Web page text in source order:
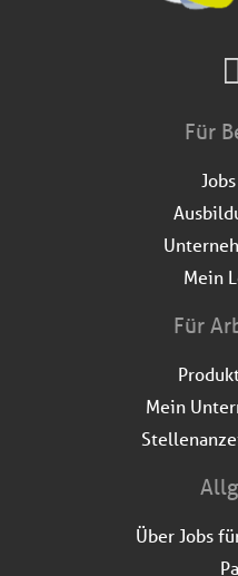
Für
Mein
Für
Mein
Über Jobs